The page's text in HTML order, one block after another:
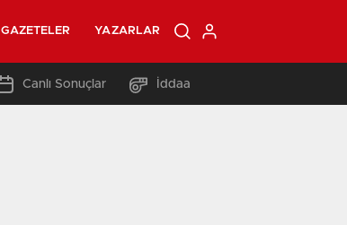
GAZETELER YAZARLAR
Canlı Sonuçlar İddaa